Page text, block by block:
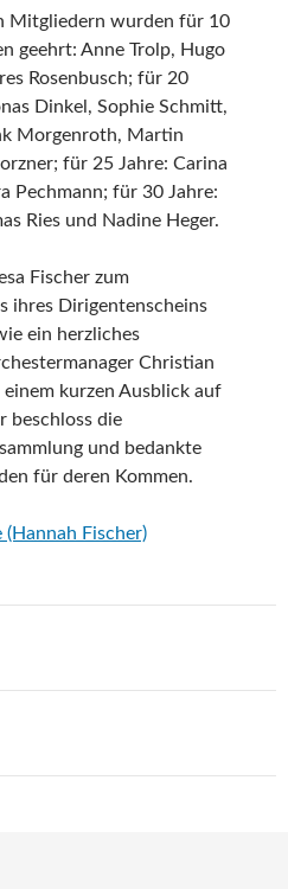
Mitgliedern wurden für 10
geehrt: Anne Trolp, Hugo
Rosenbusch; für 20
Dinkel, Sophie Schmitt,
Morgenroth, Martin
für 25 Jahre: Carina
Pechmann; für 30 Jahre:
Ries und Nadine Heger.
Fischer zum
ihres Dirigentenscheins
ein herzliches
Christian
kurzen Ausblick auf
beschloss die
und bedankte
für deren Kommen.
Fischer)